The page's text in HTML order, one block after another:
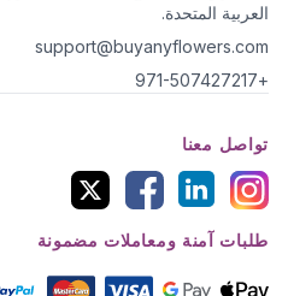
العربية المتحدة.
support@buyanyflowers.com
+971-507427217
تواصل معنا
طلبات آمنة ومعاملات مضمونة